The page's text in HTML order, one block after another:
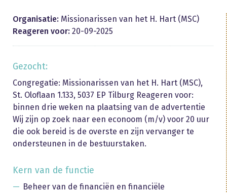
Organisatie: Missionarissen van het H. Hart (MSC)
Reageren voor: 20-09-2025
Gezocht:
Congregatie: Missionarissen van het H. Hart (MSC),
St. Oloflaan 1.133, 5037 EP Tilburg Reageren voor:
binnen drie weken na plaatsing van de advertentie
Wij zijn op zoek naar een econoom (m/v) voor 20 uur
die ook bereid is de overste en zijn vervanger te
ondersteunen in de bestuurstaken.
Kern van de functie
Beheer van de financiën en financiële